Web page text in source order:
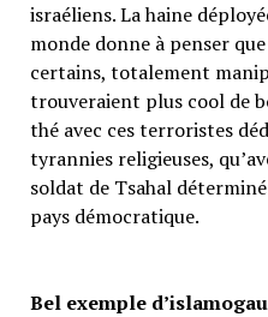
israéliens. La haine
monde donne à penser que
certains, totalement
trouveraient plus cool de
thé avec ces terroristes
tyrannies religieuses,
soldat de Tsahal
pays démocratique.
Bel exemple